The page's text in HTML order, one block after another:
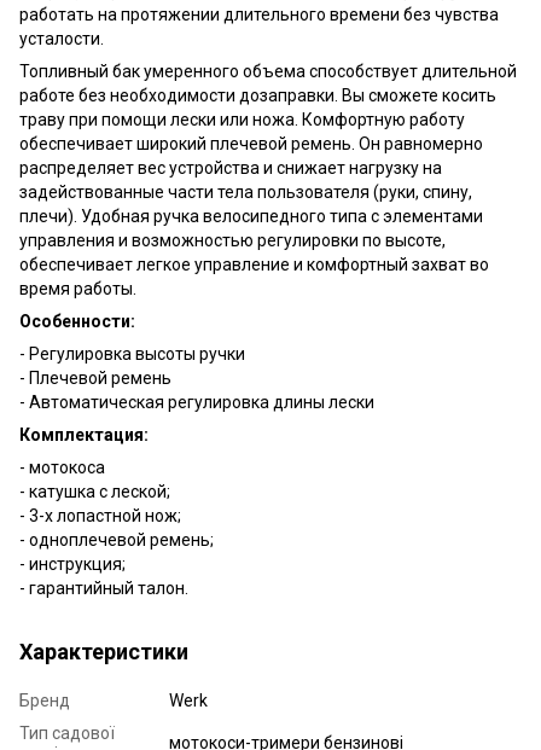
работать на протяжении длительного времени без чувства
усталости.
Топливный бак умеренного объема способствует длительной
работе без необходимости дозаправки. Вы сможете косить
траву при помощи лески или ножа. Комфортную работу
обеспечивает широкий плечевой ремень. Он равномерно
распределяет вес устройства и снижает нагрузку на
задействованные части тела пользователя (руки, спину,
плечи). Удобная ручка велосипедного типа с элементами
управления и возможностью регулировки по высоте,
обеспечивает легкое управление и комфортный захват во
время работы.
Особенности:
- Регулировка высоты ручки
- Плечевой ремень
- Автоматическая регулировка длины лески
Комплектация:
- мотокосa
- катушка с леской;
- 3-х лопастной нож;
- одноплечевой ремень;
- инструкция;
- гарантийный талон.
Характеристики
Бренд
Werk
Тип садової
мотокоси-тримери бензинові